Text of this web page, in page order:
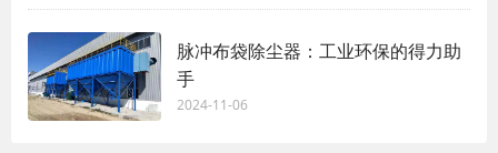
脉冲布袋除尘器：工业环保的得力助
手
2024-11-06